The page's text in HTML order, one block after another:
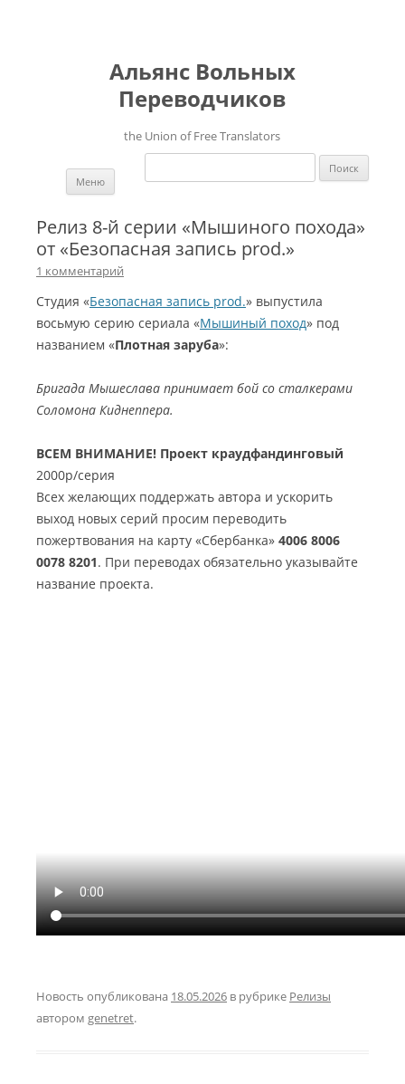
Альянс Вольных
Переводчиков
the Union of Free Translators
Найти:
Меню
Релиз 8-й серии «Мышиного похода»
от «Безопасная запись prod.»
1 комментарий
Студия «Безопасная запись prod.» выпустила
восьмую серию сериала «Мышиный поход» под
названием «Плотная заруба»:
Бригада Мышеслава принимает бой со сталкерами
Соломона Киднеппера.
ВСЕМ ВНИМАНИЕ! Проект краудфандинговый
2000р/серия
Всех желающих поддержать автора и ускорить
выход новых серий просим переводить
пожертвования на карту «Сбербанка» 4006 8006
0078 8201. При переводах обязательно указывайте
название проекта.
Новость опубликована 18.05.2026 в рубрике Релизы
автором genetret.